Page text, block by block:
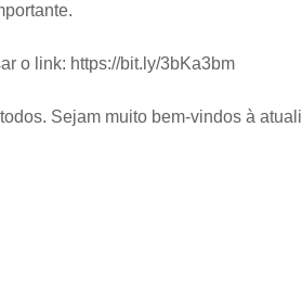
o link: https://bit.ly/3bKa3bm
Sejam muito bem-vindos à